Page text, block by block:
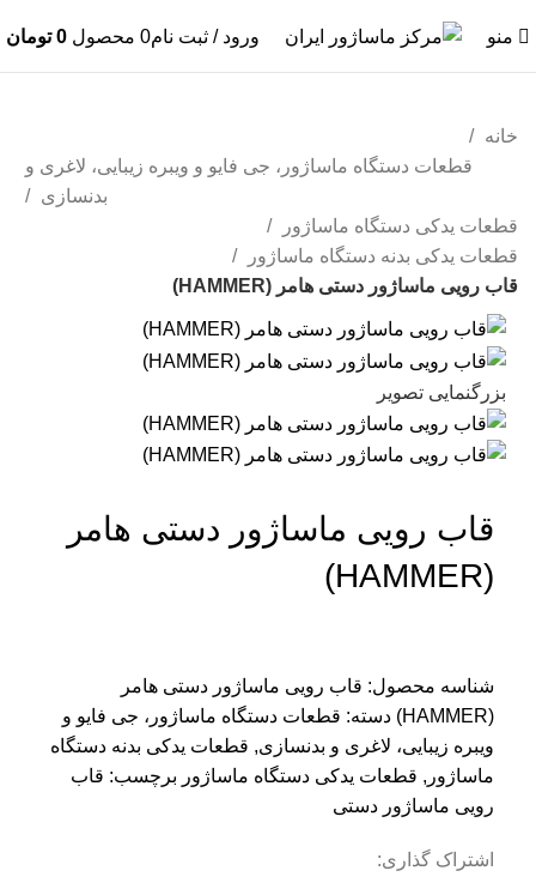
منو ورود / ثبت نام0 محصول 0 تومان
خانه
قطعات دستگاه ماساژور، جی فایو و ویبره زیبایی، لاغری و
بدنسازی
قطعات یدکی دستگاه ماساژور
قطعات یدکی بدنه دستگاه ماساژور
قاب رویی ماساژور دستی هامر (HAMMER)
بزرگنمایی تصویر
قاب رویی ماساژور دستی هامر
(HAMMER)
شناسه محصول: قاب رویی ماساژور دستی هامر
(HAMMER)
دسته: قطعات دستگاه ماساژور، جی فایو و
ویبره زیبایی، لاغری و بدنسازی, قطعات یدکی بدنه دستگاه
ماساژور , قطعات یدکی دستگاه ماساژور برچسب: قاب
رویی ماساژور دستی
اشتراک گذاری: